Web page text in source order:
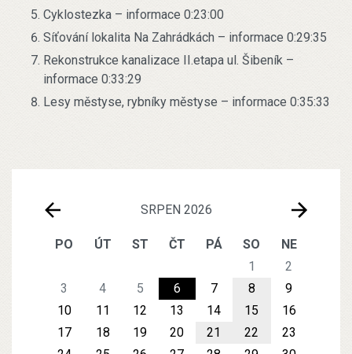
SRPEN 2026
PO ÚT ST ČT PÁ SO
NE
1
2
3
4 5 6 7 8
9
10
11 12 13 14 15
16
17
18 19 20 21 22
23
Cyklostezka – informace 0:23:00
Síťování lokalita Na Zahrádkách – informace 0:29:35
Rekonstrukce kanalizace II.etapa ul. Šibeník –
informace 0:33:29
Lesy městyse, rybníky městyse – informace 0:35:33